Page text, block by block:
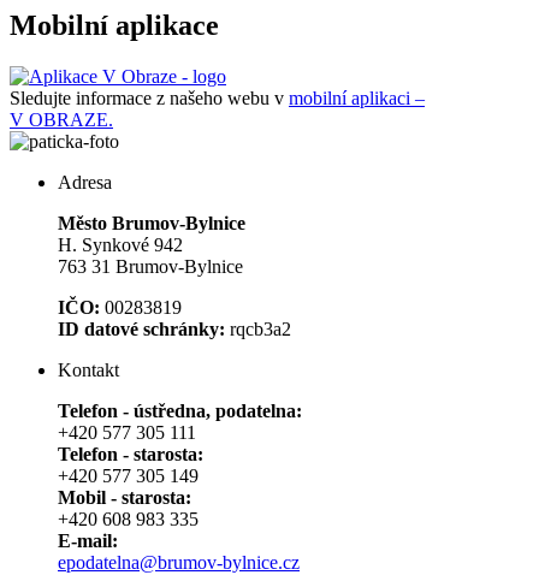
Mobilní aplikace
Sledujte informace z našeho webu v mobilní aplikaci –
V OBRAZE.
Adresa
Město Brumov-Bylnice
H. Synkové 942
763 31 Brumov-Bylnice
IČO: 00283819
ID datové schránky: rqcb3a2
Kontakt
Telefon - ústředna, podatelna:
+420 577 305 111
Telefon - starosta:
+420 577 305 149
Mobil - starosta:
+420 608 983 335
E-mail:
epodatelna@brumov-bylnice.cz